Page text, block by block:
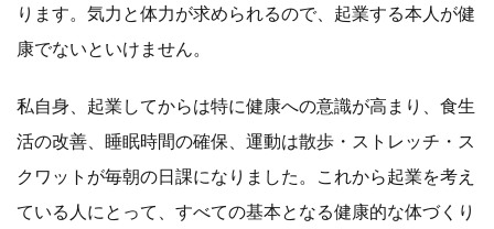
ります。気力と体力が求められるので、起業する本人が健
康でないといけません。
私自身、起業してからは特に健康への意識が高まり、食生
活の改善、睡眠時間の確保、運動は散歩・ストレッチ・ス
クワットが毎朝の日課になりました。これから起業を考え
ている人にとって、すべての基本となる健康的な体づくり